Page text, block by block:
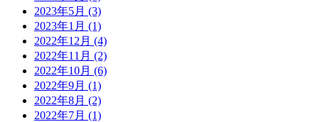
2023年5月 (3)
2023年1月 (1)
2022年12月 (4)
2022年11月 (2)
2022年10月 (6)
2022年9月 (1)
2022年8月 (2)
2022年7月 (1)